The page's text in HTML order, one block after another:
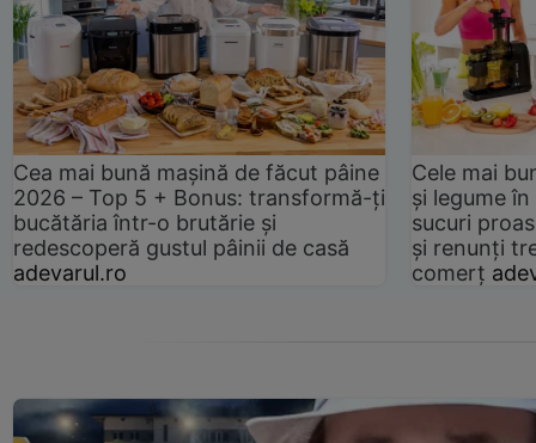
Cea mai bună mașină de făcut pâine
2026 – Top 5 + Bonus: transformă-ți
bucătăria într-o brutărie și
redescoperă gustul pâinii de casă
adevarul.ro
Cele mai
și legume
sucuri
și renunți
comerț